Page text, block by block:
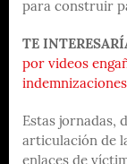
para construir
TE
por videos
Estas jornadas,
articulación de